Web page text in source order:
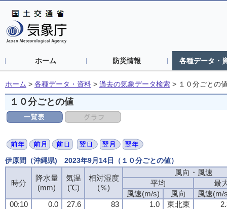
ホーム 防災情報 各種データ・
ホーム > 各種データ・資料 > 過去の気象データ検索 > １０分ごとの
１０分ごとの値
伊原間（沖縄県) 2023年9月14日（１０分ごとの値）
時分
降水量
(mm)
気温
(℃)
相対湿度
(％)
風向・風速
平均
最
風速(m/s)
風向
風速(m/
00:10
0.0 27.6 83 1.0 東北東